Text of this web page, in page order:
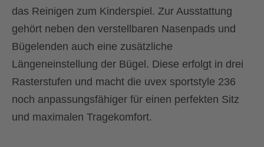
das Reinigen zum Kinderspiel. Zur Ausstattung
gehört neben den verstellbaren Nasenpads und
Bügelenden auch eine zusätzliche
Längeneinstellung der Bügel. Diese erfolgt in drei
Rasterstufen und macht die uvex sportstyle 236
noch anpassungsfähiger für einen perfekten Sitz
und maximalen Tragekomfort.